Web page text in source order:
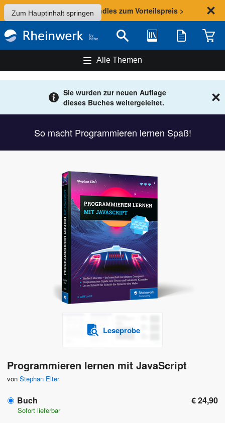
Zum Hauptinhalt springen
Sommer-Aktion: Bundles zum Vorteilspreis >
Suche Bibliothek Merkliste
Alle Themen
Sie wurden zur neuen Auflage
dieses Buches weitergeleitet.
So macht Programmieren lernen Spaß!
Leseprobe
Programmieren lernen mit JavaScript
von Stephan Elter
Buch € 24,90
Sofort lieferbar